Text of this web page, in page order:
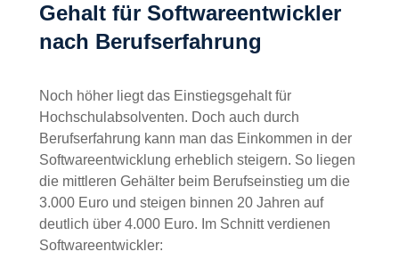
900-1004 Euro (drittes Ausbildungsjahr)
2500 bis 3000 Euro (Einstiegsgehalt)
Gehalt für
Softwareentwickler nach
Berufserfahrung
Noch höher liegt das Einstiegsgehalt für
Hochschulabsolventen. Doch auch durch
Berufserfahrung kann man das Einkommen in